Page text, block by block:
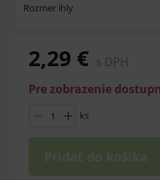
Rozmer ihly
2,29 € s DPH
Pre zobrazenie
ks
Pridať do košíka